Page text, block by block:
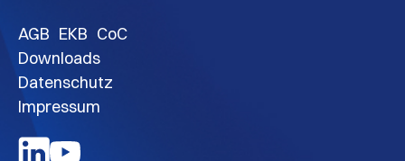
AGB EKB CoC
Downloads
Datenschutz
Impressum